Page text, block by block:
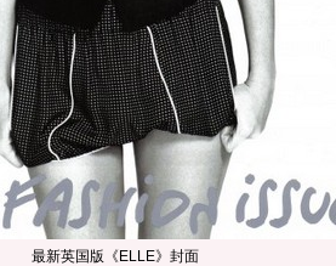
最新英国版《ELLE》封面